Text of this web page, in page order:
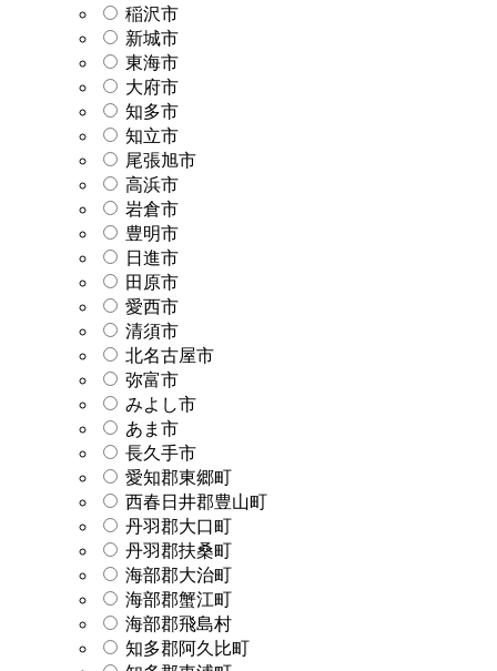
稲沢市
新城市
東海市
大府市
知多市
知立市
尾張旭市
高浜市
岩倉市
豊明市
日進市
田原市
愛西市
清須市
北名古屋市
弥富市
みよし市
あま市
長久手市
愛知郡東郷町
西春日井郡豊山町
丹羽郡大口町
丹羽郡扶桑町
海部郡大治町
海部郡蟹江町
海部郡飛島村
知多郡阿久比町